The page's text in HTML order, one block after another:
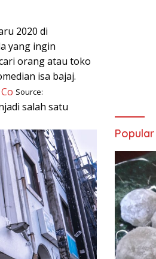
2020 di
yang ingin
orang atau toko
isa bajaj.
Source:
salah satu